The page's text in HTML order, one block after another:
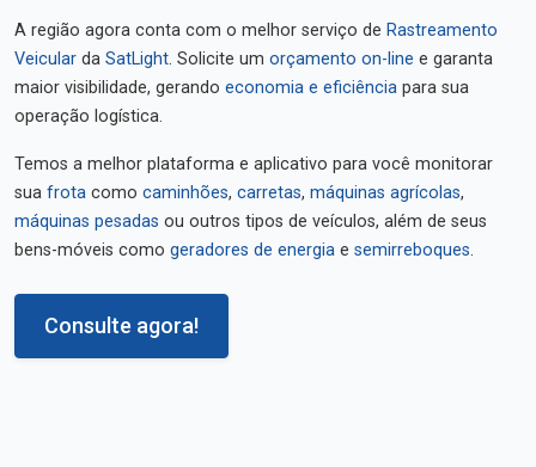
A região agora conta com o melhor serviço de Rastreamento
Veicular da SatLight. Solicite um orçamento on-line e garanta
maior visibilidade, gerando economia e eficiência para sua
operação logística.
Temos a melhor plataforma e aplicativo para você monitorar
sua frota como caminhões, carretas, máquinas agrícolas,
máquinas pesadas ou outros tipos de veículos, além de seus
bens-móveis como geradores de energia e semirreboques.
Consulte agora!